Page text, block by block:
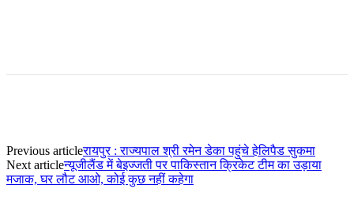
Previous articleरायपुर : राज्यपाल श्री रमेन डेका पहुंचे हेलिपैड सुकमा
Next articleन्यूजीलैंड में बेइज्जती पर पाकिस्तान क्रिकेट टीम का उड़ाया
मजाक, घर लौट आओ, कोई कुछ नहीं कहेगा